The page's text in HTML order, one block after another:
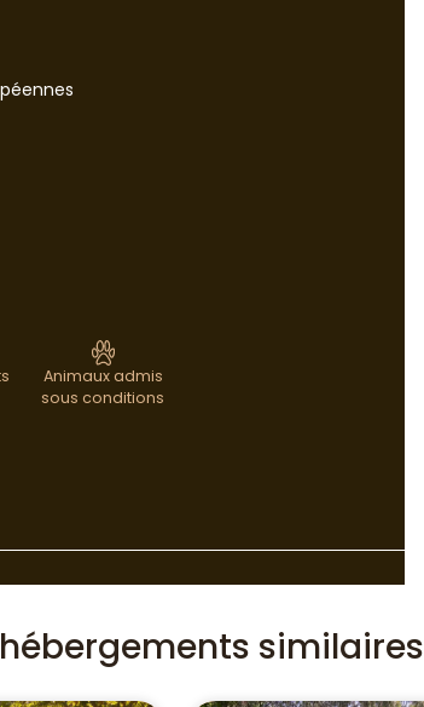
Animaux admis
sous conditions
similaires